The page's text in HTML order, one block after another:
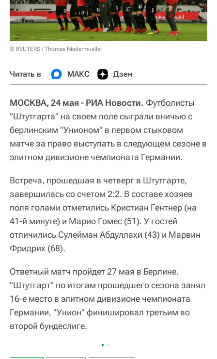
© REUTERS / Thomas Niedermueller
Читать в МАКС Дзен
МОСКВА, 24 мая - РИА Новости. Футболисты
"Штутгарта" на своем поле сыграли вничью с
берлинским "Унионом" в первом стыковом
матче за право выступать в следующем сезоне в
элитном дивизионе чемпионата Германии.
Встреча, прошедшая в четверг в Штутгарте,
завершилась со счетом 2:2. В составе хозяев
поля голами отметились Кристиан Гентнер (на
41-й минуте) и Марио Гомес (51). У гостей
отличились Сулейман Абдуллахи (43) и Марвин
Фридрих (68).
Ответный матч пройдет 27 мая в Берлине.
"Штутгарт" по итогам прошедшего сезона занял
16-е место в элитном дивизионе чемпионата
Германии, "Унион" финишировал третьим во
второй бундеслиге.